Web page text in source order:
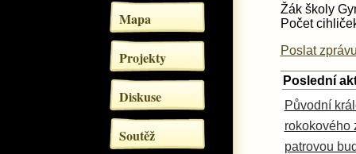
Mapa
Projekty
Diskuse
Soutěž
Žák školy
Počet
Poslat
Poslední
Původní
rokokového
patrovou